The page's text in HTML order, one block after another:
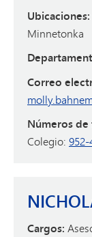
Ubicaciones:
Minnetonka
Correo
Números
Colegio: 952-
Cargos: